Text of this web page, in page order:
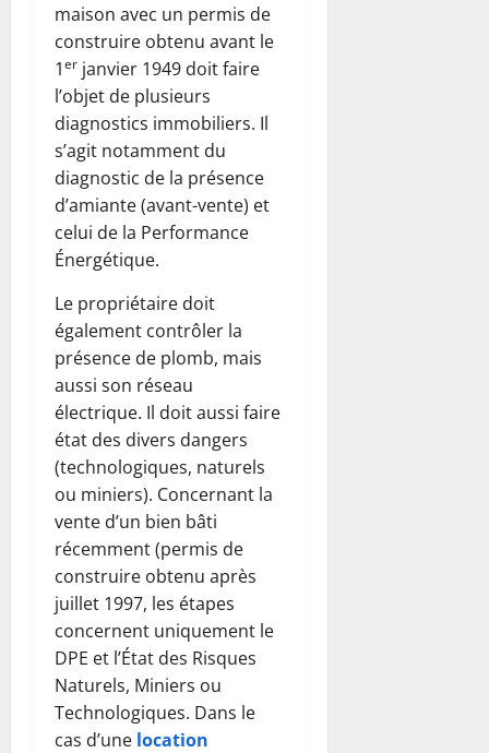
maison avec un permis de
construire obtenu avant le
1er janvier 1949 doit faire
l’objet de plusieurs
diagnostics immobiliers. Il
s’agit notamment du
diagnostic de la présence
d’amiante (avant-vente) et
celui de la Performance
Énergétique.
Le propriétaire doit
également contrôler la
présence de plomb, mais
aussi son réseau
électrique. Il doit aussi faire
état des divers dangers
(technologiques, naturels
ou miniers). Concernant la
vente d’un bien bâti
récemment (permis de
construire obtenu après
juillet 1997, les étapes
concernent uniquement le
DPE et l’État des Risques
Naturels, Miniers ou
Technologiques. Dans le
cas d’une location